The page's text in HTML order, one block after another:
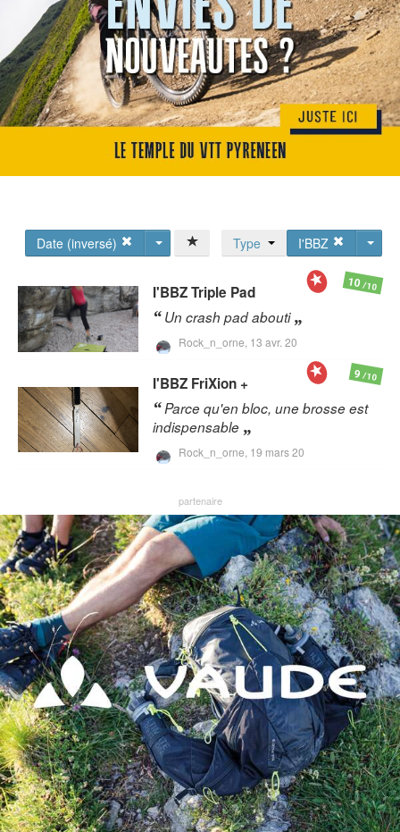
Date (inversé) I'BBZ
Type
I'BBZTriple Pad
Un crash pad abouti
Rock_n_orne, 13 avr. 20
10/10
I'BBZ FriXion +
Parce qu'en bloc, une brosse est
indispensable
Rock_n_orne, 19 mars 20
9/10